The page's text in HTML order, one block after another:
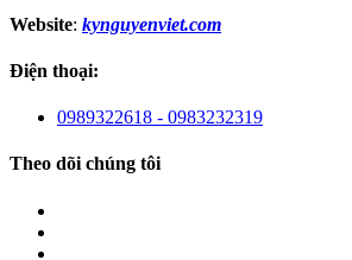
Website: kynguyenviet.com
Điện thoại:
0989322618 - 0983232319
Theo dõi chúng tôi